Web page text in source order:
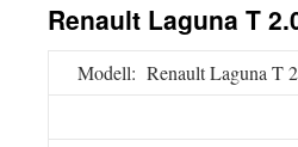
Renault Laguna T
Modell: Renault Laguna T